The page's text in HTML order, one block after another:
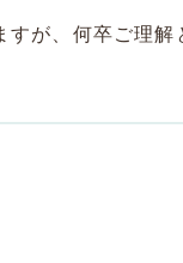
が、何卒ご理